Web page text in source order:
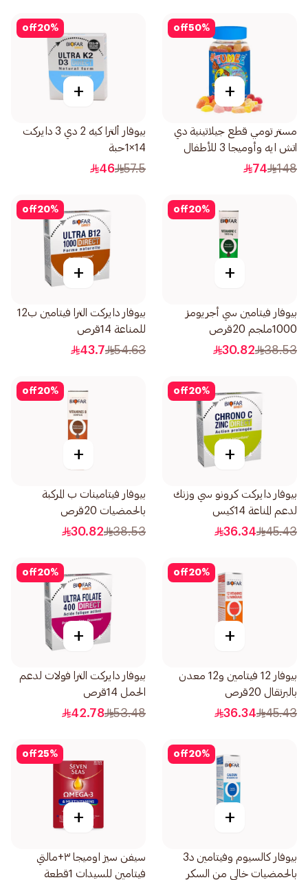
50%
off
+
مستر تومي قطع جيلاتينية دي
اتش ايه وأوميجا 3 للأطفال
60قطعة
148
74
20%
off
+
بيوفار ألترا كيه 2 دي 3 دايركت
14×1حبة
57.5
46
20%
off
+
بيوفار فيتامين سي أجريومز
1000ملجم 20قرص
38.53
30.82
20%
off
+
بيوفار دايركت الترا فيتامين ب12
للمناعة 14قرص
54.63
43.7
20%
off
+
بيوفار دايركت كرونو سي وزنك
لدعم المناعة 14كيس
45.43
36.34
20%
off
+
بيوفار فيتامينات ب المركبة
بالحمضيات 20قرص
38.53
30.82
20%
off
+
بيوفار 12 فيتامين و12 معدن
بالبرتقال 20قرص
45.43
36.34
20%
off
+
بيوفار دايركت الترا فولات لدعم
الحمل 14قرص
53.48
42.78
20%
off
+
بيوفار كالسيوم وفيتامين د3
بالحمضيات خالي من السكر
25%
off
+
سيفن سيز اوميجا ٣+مالتي
فيتامين للسيدات 1قطعة